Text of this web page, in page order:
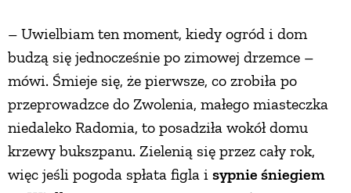
– Uwielbiam ten moment, kiedy ogród i dom
budzą się jednocześnie po zimowej drzemce –
mówi. Śmieje się, że pierwsze, co zrobiła po
przeprowadzce do Zwolenia, małego miasteczka
niedaleko Radomia, to posadziła wokół domu
krzewy bukszpanu. Zielenią się przez cały rok,
więc jeśli pogoda spłata figla i sypnie śniegiem